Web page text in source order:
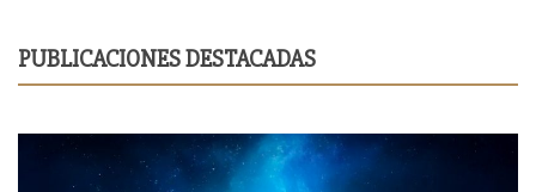
PUBLICACIONES DESTACADAS